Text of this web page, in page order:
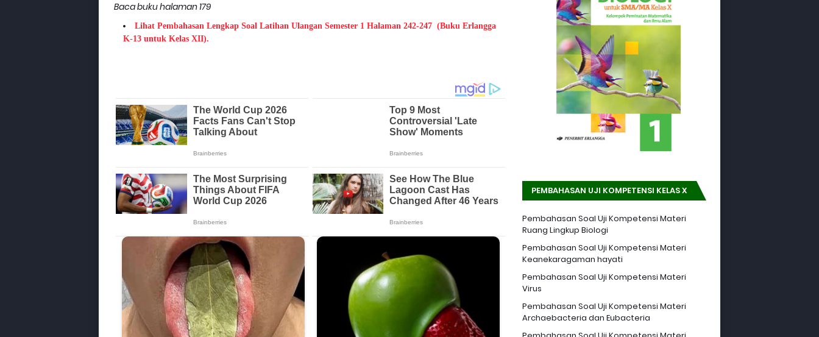
Baca buku halaman 179
Lihat Pembahasan Lengkap Soal Latihan Ulangan Semester 1 Halaman 242-247 (Buku Erlangga
K-13 untuk Kelas XII).
PEMBAHASAN UJI KOMPETENSI KELAS X
Pembahasan Soal Uji Kompetensi Materi
Ruang Lingkup Biologi
Pembahasan Soal Uji Kompetensi Materi
Keanekaragaman hayati
Pembahasan Soal Uji Kompetensi Materi
Virus
Pembahasan Soal Uji Kompetensi Materi
Archaebacteria dan Eubacteria